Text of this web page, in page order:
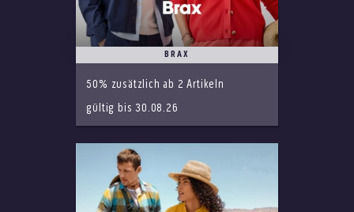
BRAX
50% zusätzlich ab 2 Artikeln
gültig bis 30.08.26